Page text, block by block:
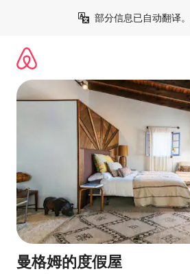
部分信息已自动翻译。
曼格姆的度假屋